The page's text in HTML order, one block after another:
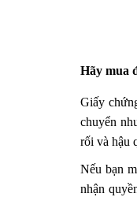
Hãy mua
Giấy
chuyển
rối và hậu
Nếu bạn
nhận